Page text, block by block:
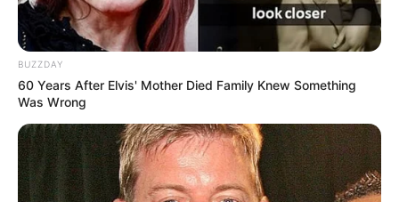
BUZZDAY
60 Years After Elvis' Mother Died Family Knew Something
Was Wrong